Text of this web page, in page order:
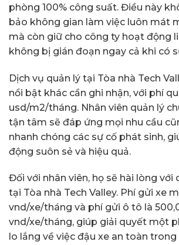
phòng 100% công suất. Điều này
bảo không gian làm việc luôn mát
mà còn giữ cho công ty hoạt động
không bị gián đoạn ngay cả khi có
Dịch vụ quản lý tại Tòa nhà Tech
nổi bật khác cần ghi nhận, với phí
usd/m2/tháng. Nhân viên quản lý
tận tâm sẽ đáp ứng mọi nhu cầu
nhanh chóng các sự cố phát sinh,
động suôn sẻ và hiệu quả.
Đối với nhân viên, họ sẽ hài lòng với
tại Tòa nhà Tech Valley. Phí gửi xe
vnd/xe/tháng và phí gửi ô tô là
vnd/xe/tháng, giúp giải quyết một
lo lắng về việc đậu xe an toàn